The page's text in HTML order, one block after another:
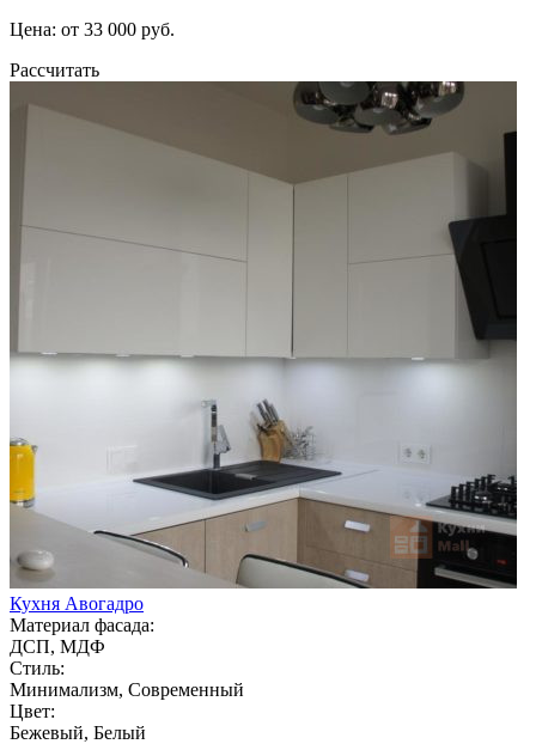
Цена: от 33 000 руб.
Рассчитать
Кухня Авогадро
Материал фасада:
ДСП, МДФ
Стиль:
Минимализм, Современный
Цвет:
Бежевый, Белый